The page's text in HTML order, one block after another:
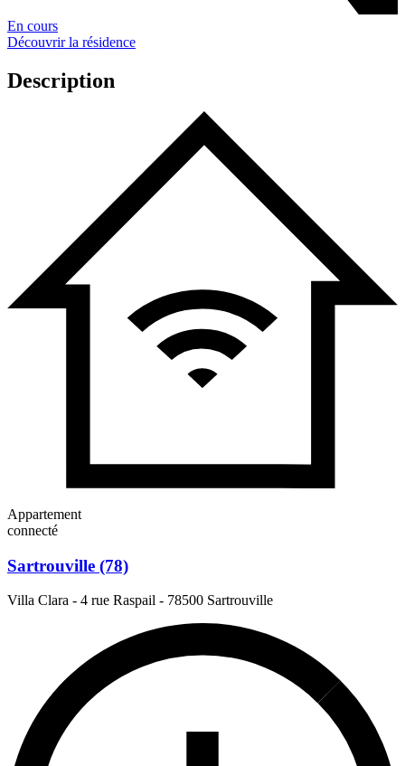
En cours
Découvrir la résidence
Description
Appartement
connecté
Sartrouville (78)
Villa Clara - 4 rue Raspail - 78500 Sartrouville